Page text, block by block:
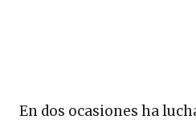
En dos ocasiones ha